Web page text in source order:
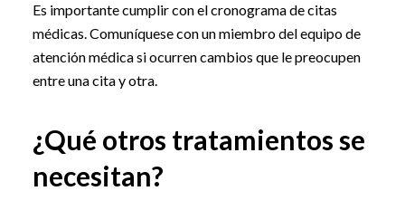
Es importante cumplir con el cronograma de citas
médicas. Comuníquese con un miembro del equipo de
atención médica si ocurren cambios que le preocupen
entre una cita y otra.
¿Qué otros tratamientos se
necesitan?